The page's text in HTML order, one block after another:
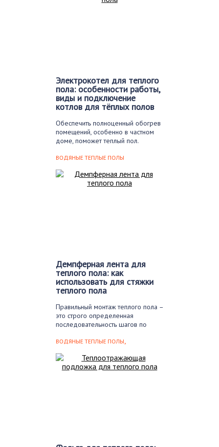
Электрокотел для теплого
пола: особенности работы,
виды и подключение
котлов для тёплых полов
Обеспечить полноценный обогрев
помещений, особенно в частном
доме, поможет теплый пол.
ВОДЯНЫЕ ТЕПЛЫЕ ПОЛЫ
Демпферная лента для
теплого пола: как
использовать для стяжки
теплого пола
Правильный монтаж теплого пола –
это строго определенная
последовательность шагов по
ВОДЯНЫЕ ТЕПЛЫЕ ПОЛЫ,